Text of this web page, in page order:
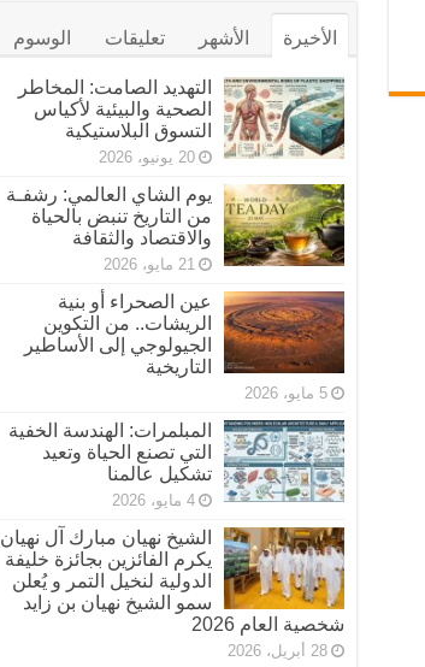
الأخيرة الأشهر تعليقات الوسوم
التهديد الصامت: المخاطر
الصحية والبيئية لأكياس
التسوق البلاستيكية
20 يونيو، 2026
يوم الشاي العالمي: رشفـة
من التاريخ تنبض بالحياة
والاقتصاد والثقافة
21 مايو، 2026
عين الصحراء أو بنية
الريشات.. من التكوين
الجيولوجي إلى الأساطير
التاريخية
5 مايو، 2026
المبلمرات: الهندسة الخفية
التي تصنع الحياة وتعيد
تشكيل عالمنا
4 مايو، 2026
الشيخ نهيان مبارك آل نهيان
يكرم الفائزين بجائزة خليفة
الدولية لنخيل التمر و يُعلن
سمو الشيخ نهيان بن زايد
شخصية العام 2026
28 أبريل، 2026